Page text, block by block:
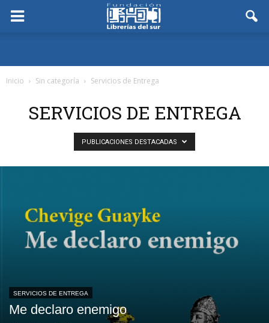
Inicio Sin categoría Servicios de Entrega
SERVICIOS DE ENTREGA
PUBLICACIONES DESTACADAS
SERVICIOS DE ENTREGA
Me declaro enemigo